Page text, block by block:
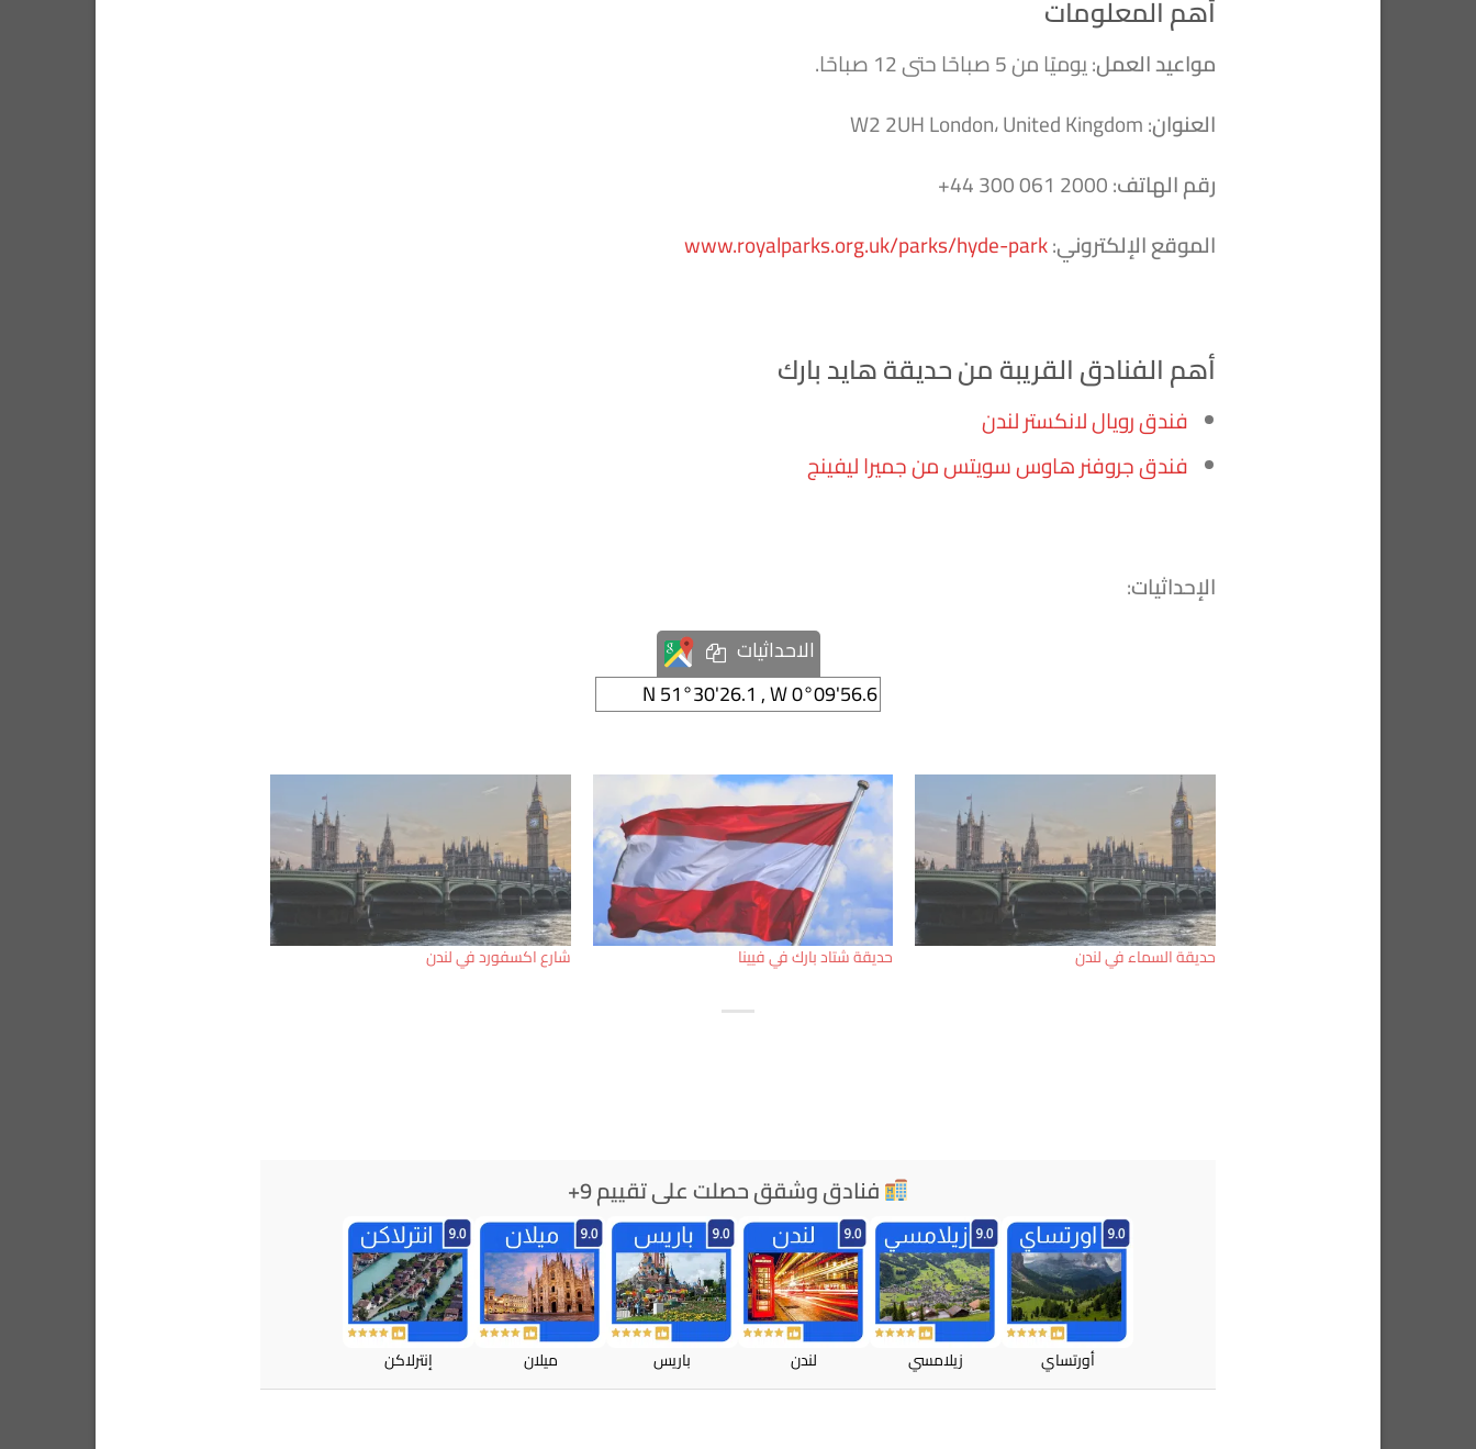
أهم المعلومات
مواعيد العمل: يوميًا من 5 صباحًا حتى 12 صباحًا.
العنوان: W2 2UH London، United Kingdom
رقم الهاتف: 2000 061 300 44+
الموقع الإلكتروني:
www.royalparks.org.uk/parks/hyde-park
أهم الفنادق القريبة من حديقة هايد بارك
فندقرويال لانكستر لندن
فندقجروفنر هاوس سويتس من جميرا ليفينج
الإحداثيات:
الاحداثيات
حديقة السماء في لندن حديقة شتاد بارك في فيينا شارع اكسفورد في لندن
فنادق وشقق حصلت على تقييم 9+
أورتساي زيلامسي لندن باريس ميلان إنترلاكن